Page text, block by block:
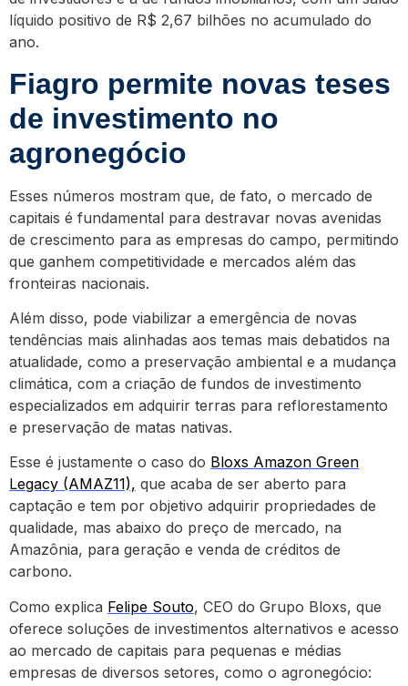
líquido positivo de R$ 2,67 bilhões no acumulado do
ano.
Fiagro permite novas teses
de investimento no
agronegócio
Esses números mostram que, de fato, o mercado de
capitais é fundamental para destravar novas avenidas
de crescimento para as empresas do campo, permitindo
que ganhem competitividade e mercados além das
fronteiras nacionais.
Além disso, pode viabilizar a emergência de novas
tendências mais alinhadas aos temas mais debatidos na
atualidade, como a preservação ambiental e a mudança
climática, com a criação de fundos de investimento
especializados em adquirir terras para reflorestamento
e preservação de matas nativas.
Esse é justamente o caso do Bloxs Amazon Green
Legacy (AMAZ11), que acaba de ser aberto para
captação e tem por objetivo adquirir propriedades de
qualidade, mas abaixo do preço de mercado, na
Amazônia, para geração e venda de créditos de
carbono.
Como explica Felipe Souto, CEO do Grupo Bloxs, que
oferece soluções de investimentos alternativos e acesso
ao mercado de capitais para pequenas e médias
empresas de diversos setores, como o agronegócio: